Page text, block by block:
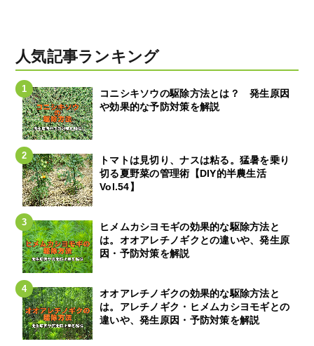
人気記事ランキング
コニシキソウの駆除方法とは？ 発生原因
や効果的な予防対策を解説
トマトは見切り、ナスは粘る。猛暑を乗り
切る夏野菜の管理術【DIY的半農生活
Vol.54】
ヒメムカシヨモギの効果的な駆除方法と
は。オオアレチノギクとの違いや、発生原
因・予防対策を解説
オオアレチノギクの効果的な駆除方法と
は。アレチノギク・ヒメムカシヨモギとの
違いや、発生原因・予防対策を解説